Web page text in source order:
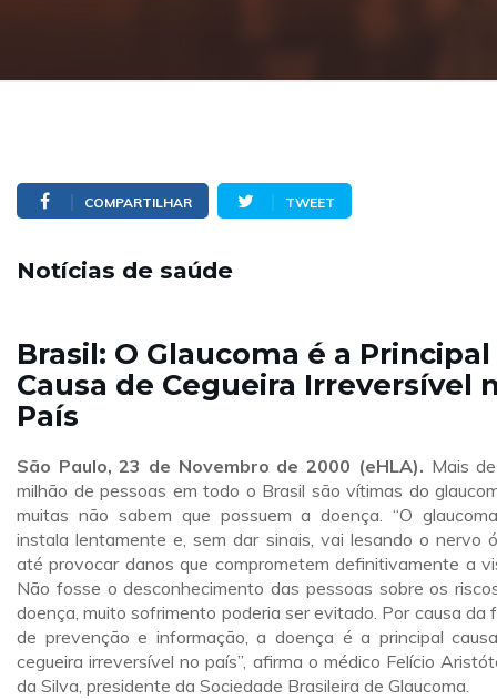
COMPARTILHAR TWEET
Notícias de saúde
Brasil: O Glaucoma é a Principal
Causa de Cegueira Irreversível
País
São Paulo, 23 de Novembro de 2000 (eHLA). Mais
milhão de pessoas em todo o Brasil são vítimas do
muitas não sabem que possuem a doença. “O
instala lentamente e, sem dar sinais, vai lesando o nervo
até provocar danos que comprometem definitivamente a
Não fosse o desconhecimento das pessoas sobre os
doença, muito sofrimento poderia ser evitado. Por causa da
de prevenção e informação, a doença é a principal
cegueira irreversível no país”, afirma o médico Felício
da Silva, presidente da Sociedade Brasileira de Glaucoma.